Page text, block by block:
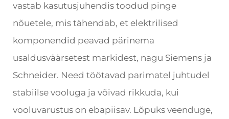
vastab kasutusjuhendis toodud pinge
nõuetele, mis tähendab, et elektrilised
komponendid peavad pärinema
usaldusväärsetest markidest, nagu Siemens ja
Schneider. Need töötavad parimatel juhtudel
stabiilse vooluga ja võivad rikkuda, kui
vooluvarustus on ebapiisav. Lõpuks veenduge,